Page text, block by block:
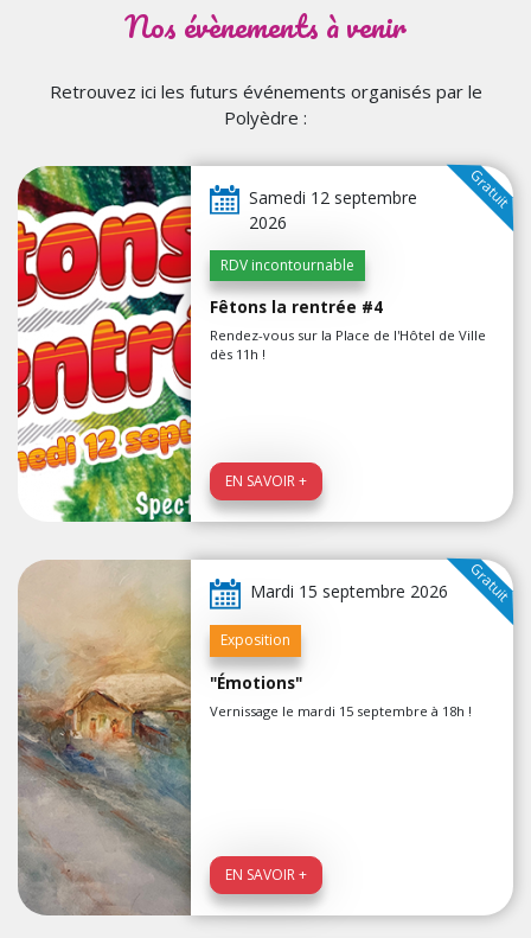
Nos évènements à venir
Retrouvez ici les futurs événements organisés par le
Polyèdre :
Gratuit
Samedi 12 septembre
2026
RDV incontournable
Fêtons la rentrée #4
Rendez-vous sur la Place de l'Hôtel de Ville
dès 11h !
EN SAVOIR +
Gratuit
Mardi 15 septembre 2026
Exposition
"Émotions"
Vernissage le mardi 15 septembre à 18h !
EN SAVOIR +